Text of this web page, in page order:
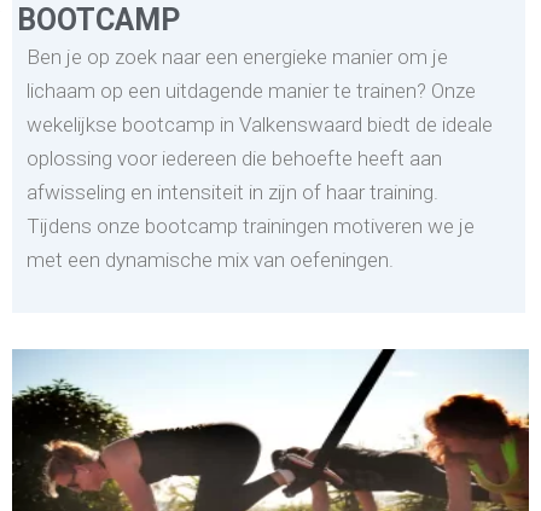
BOOTCAMP
Ben je op zoek naar een energieke manier om je
lichaam op een uitdagende manier te trainen? Onze
wekelijkse bootcamp in Valkenswaard biedt de ideale
oplossing voor iedereen die behoefte heeft aan
afwisseling en intensiteit in zijn of haar training.
Tijdens onze bootcamp trainingen motiveren we je
met een dynamische mix van oefeningen.